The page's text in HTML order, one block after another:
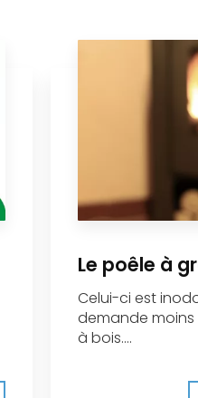
Le poêle à
Celui-ci est
demande moins
à bois....